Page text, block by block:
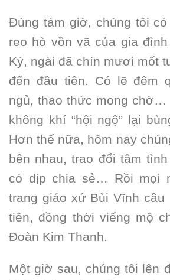
Đúng tám giờ, chúng tôi
reo hò vồn vã của gia
Ký, ngài đã chín mươi mốt
đến đầu tiên. Có lẽ đêm
ngủ, thao thức mong chờ…
không khí “hội ngộ” lại
Hơn thế nữa, hôm nay
bên nhau, trao đổi tâm
có dịp chia sẻ… Rồi mọi
trang giáo xứ Bùi Vĩnh cầu
tiên, đồng thời viếng mộ
Đoàn Kim Thanh.
Một giờ sau, chúng tôi lên